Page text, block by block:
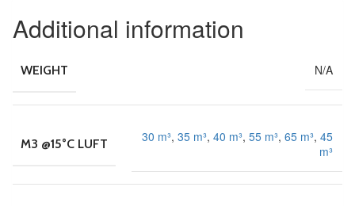
Additional information
WEIGHT N/A
M3 @15°C LUFT 30 m³, 35 m³, 40 m³, 55 m³, 65 m³, 45
m³